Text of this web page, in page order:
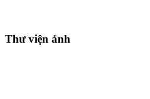
Thư viện ảnh